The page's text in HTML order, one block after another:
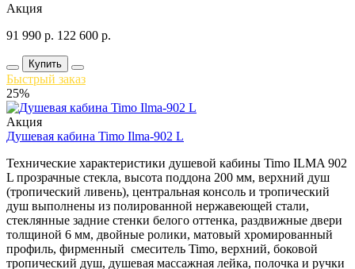
Акция
91 990 р. 122 600 р.
Купить
Быстрый заказ
25%
Акция
Душевая кабина Timo Ilma-902 L
Технические характеристики душевой кабины Timo ILMA 902
L прозрачные стекла, высота поддона 200 мм, верхний душ
(тропический ливень), центральная консоль и тропический
душ выполнены из полированной нержавеющей стали,
стеклянные задние стенки белого оттенка, раздвижные двери
толщиной 6 мм, двойные ролики, матовый хромированный
профиль, фирменный смеситель Timo, верхний, боковой
тропический душ, душевая массажная лейка, полочка и ручки